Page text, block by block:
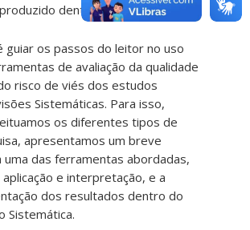
dentro do COBE UFSC.
guiar os passos do leitor no uso
de avaliação da qualidade
risco de viés dos estudos
Sistemáticas. Para isso,
os diferentes tipos de
apresentamos um breve
uma das ferramentas abordadas,
e interpretação, e a
dos resultados dentro do
Sistemática.